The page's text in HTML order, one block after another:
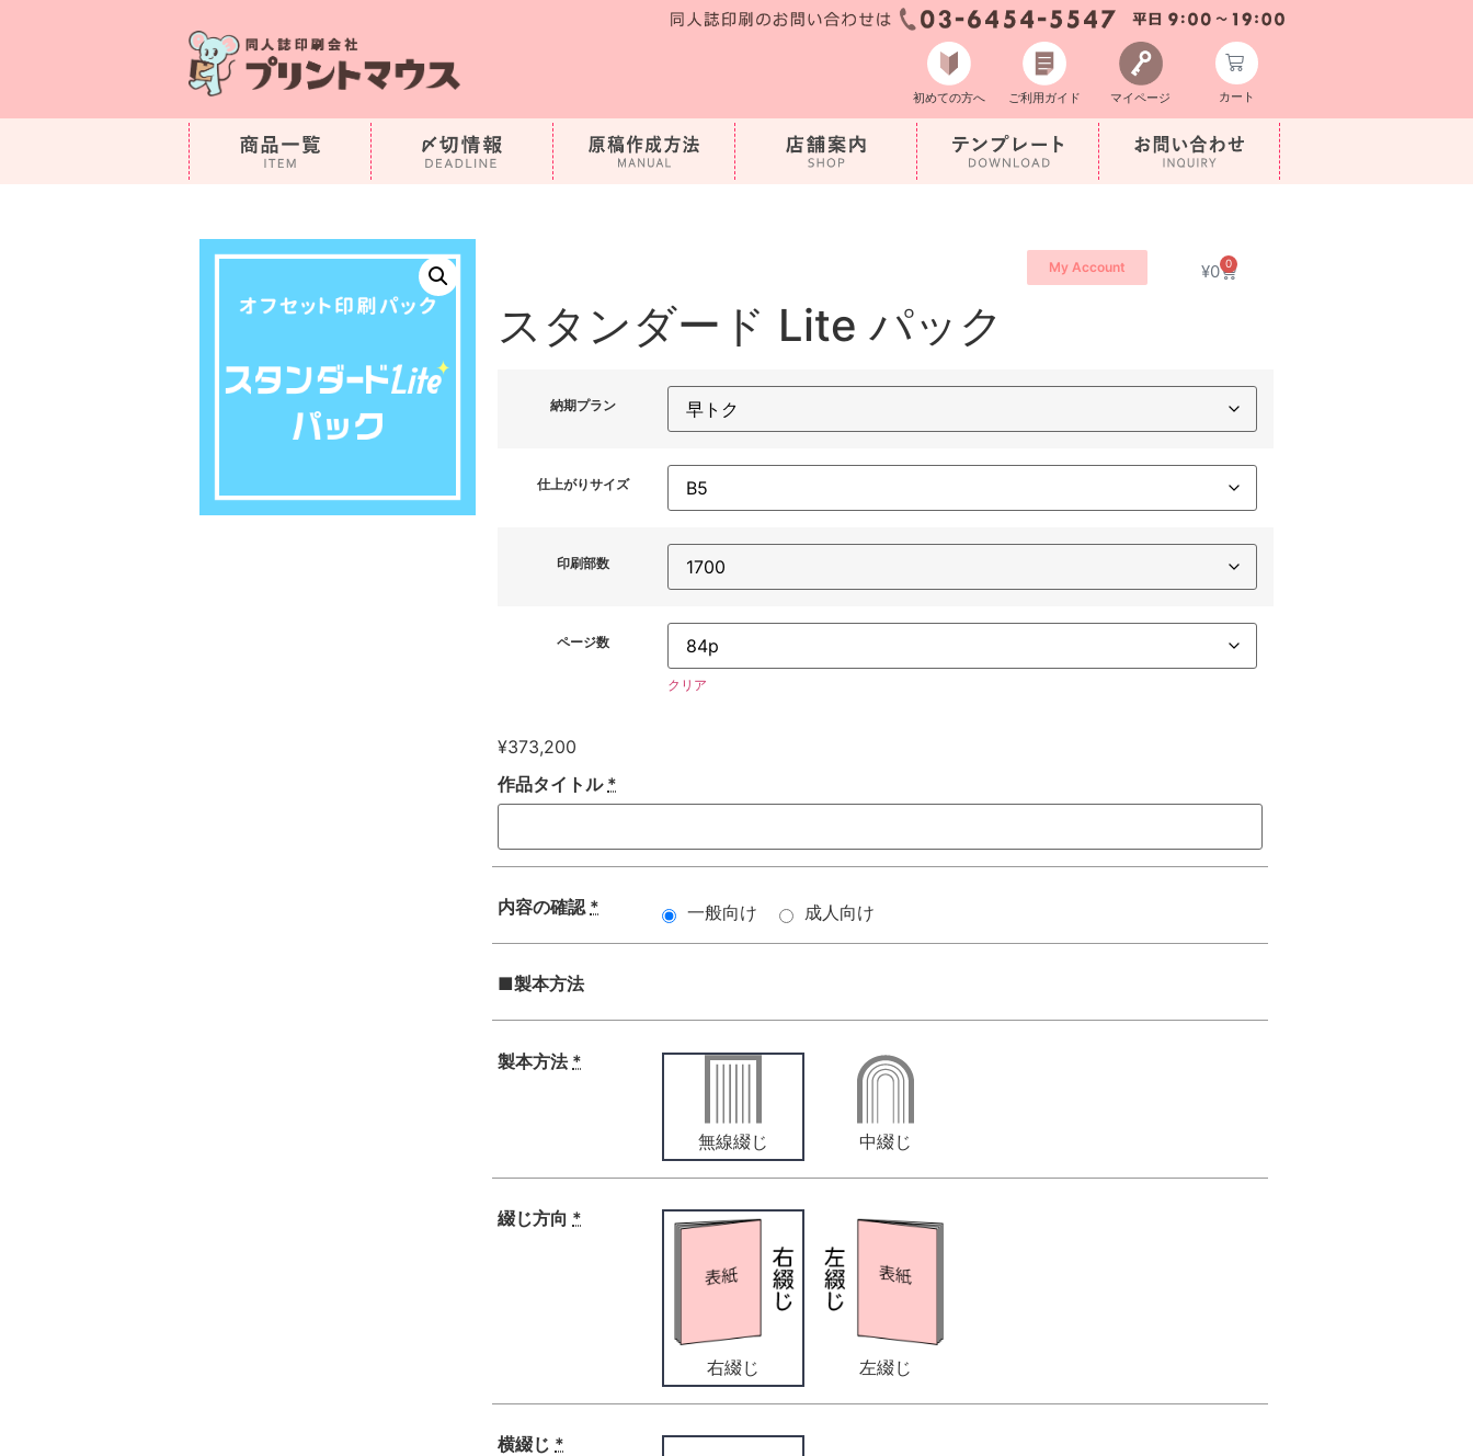
初めての方へ ご利用ガイド マイページ カート
My Account ¥0 0
スタンダード Lite パック
納期プラン
仕上がりサイズ
印刷部数
ページ数
クリア
¥373,200
作品タイトル *
内容の確認 * 一般向け 成人向け
■製本方法
製本方法 *
無線綴じ 中綴じ
綴じ方向 *
右綴じ 左綴じ
横綴じ *